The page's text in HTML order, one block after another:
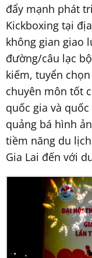
đẩy mạnh phát
Kickboxing tại
không gian giao
đường/câu lạc
kiếm, tuyển
chuyên môn tốt
quốc gia và
quảng bá hình
tiềm năng du
Gia Lai đến với